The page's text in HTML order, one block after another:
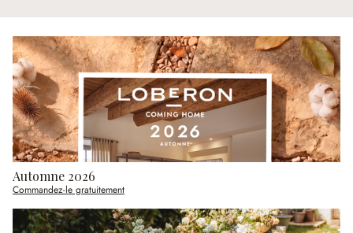
Automne 2026
Commandez-le gratuitement